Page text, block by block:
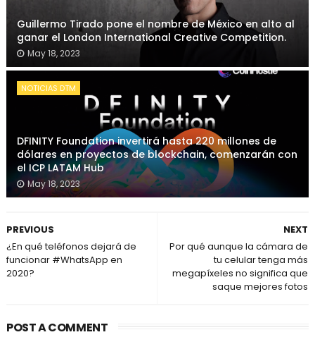
Guillermo Tirado pone el nombre de México en alto al
ganar el London International Creative Competition.
May 18, 2023
NOTICIAS DTM
DFINITY Foundation invertirá hasta 220 millones de
dólares en proyectos de blockchain, comenzarán con
el ICP LATAM Hub
May 18, 2023
NEXT
Por qué aunque la cámara de
tu celular tenga más
megapíxeles no significa que
saque mejores fotos
PREVIOUS
¿En qué teléfonos dejará de
funcionar #WhatsApp en
2020?
POST A COMMENT